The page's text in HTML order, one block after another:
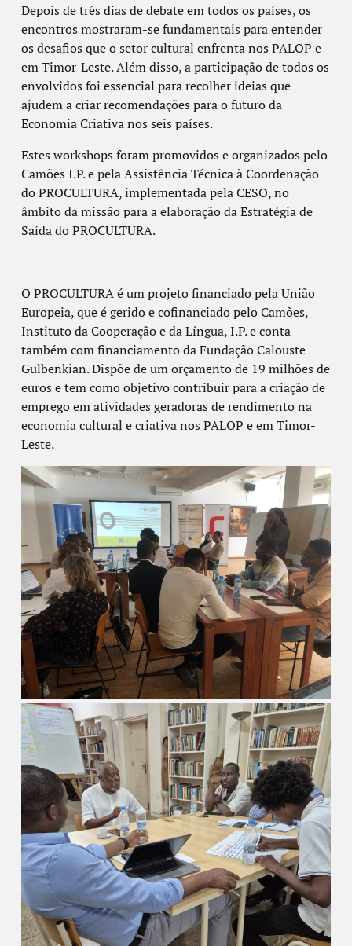
Depois de três dias de debate em todos os países, os
encontros mostraram-se fundamentais para entender
os desafios que o setor cultural enfrenta nos PALOP e
em Timor-Leste. Além disso, a participação de todos os
envolvidos foi essencial para recolher ideias que
ajudem a criar recomendações para o futuro da
Economia Criativa nos seis países.
Estes workshops foram promovidos e organizados pelo
Camões I.P. e pela Assistência Técnica à Coordenação
do PROCULTURA, implementada pela CESO, no
âmbito da missão para a elaboração da Estratégia de
Saída do PROCULTURA.
O PROCULTURA é um projeto financiado pela União
Europeia, que é gerido e cofinanciado pelo Camões,
Instituto da Cooperação e da Língua, I.P. e conta
também com financiamento da Fundação Calouste
Gulbenkian. Dispõe de um orçamento de 19 milhões de
euros e tem como objetivo contribuir para a criação de
emprego em atividades geradoras de rendimento na
economia cultural e criativa nos PALOP e em Timor-
Leste.